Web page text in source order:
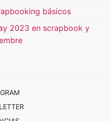
básicos
2023 en scrapbook y